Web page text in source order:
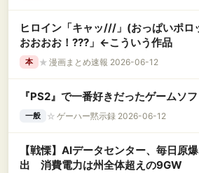
ヒロイン「キャッ///」(おっぱいポロ
おおおお！???」←こういう作品
本 ★ 漫画まとめ速報 2026-06-12
『PS2』で一番好きだったゲームソ
一般 ☆ ゲーハー黙示録 2026-06-12
【戦慄】AIデータセンター、毎日原
出 消費電力は州全体超えの9GW